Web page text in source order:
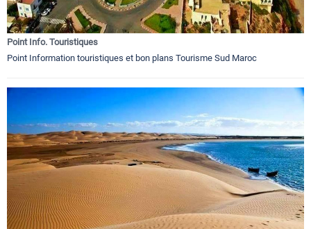
Point Info. Touristiques
Point Information touristiques et bon plans Tourisme Sud Maroc